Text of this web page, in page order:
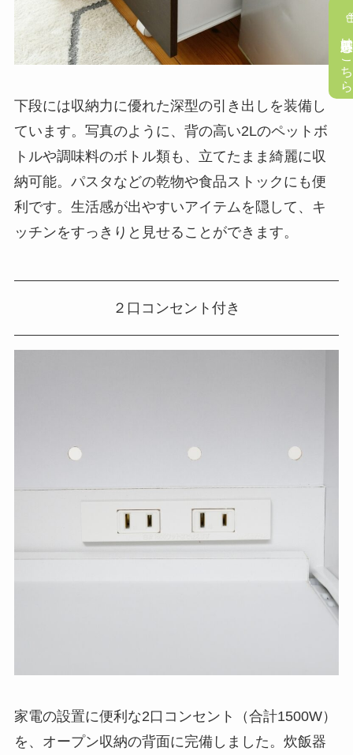
下段には収納力に優れた深型の引き出しを装備し
ています。写真のように、背の高い2Lのペットボ
トルや調味料のボトル類も、立てたまま綺麗に収
納可能。パスタなどの乾物や食品ストックにも便
利です。生活感が出やすいアイテムを隠して、キ
ッチンをすっきりと見せることができます。
２口コンセント付き
家電の設置に便利な2口コンセント（合計1500W）
を、オープン収納の背面に完備しました。炊飯器
懸賞応